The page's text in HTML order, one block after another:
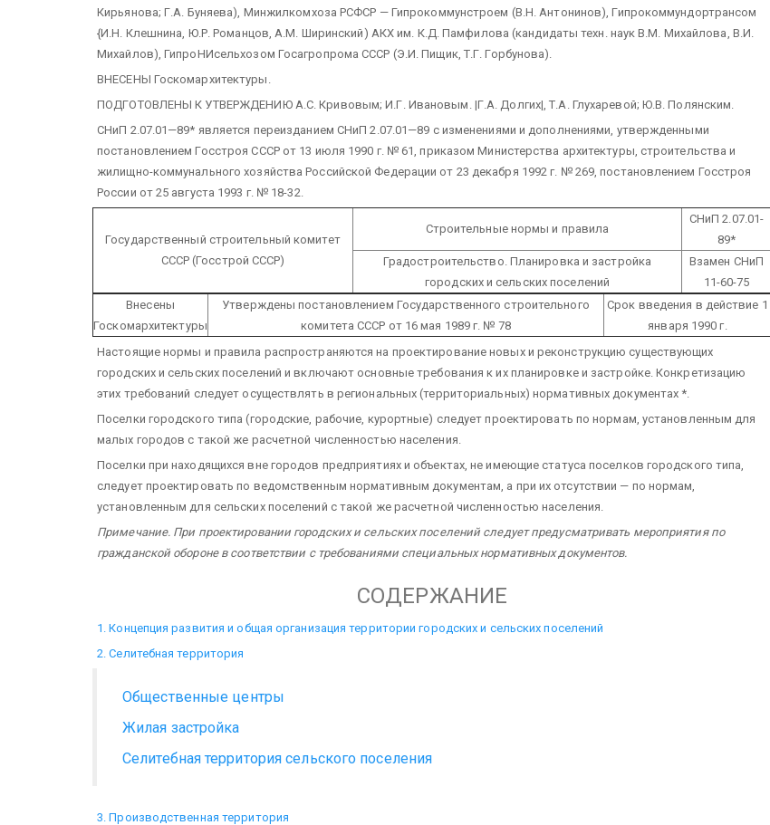
Кирьянова; Г.А. Буняева), Минжилкомхоза РСФСР — Гипрокоммунстроем (В.Н. Антонинов), Гипрокоммундортрансом
{И.Н. Клешнина, Ю.Р. Романцов, А.М. Ширинский) АКХ им. К.Д. Памфилова (кандидаты техн. наук В.М. Михайлова, В.И.
Михайлов), ГипроНИсельхозом Госагропрома СССР (Э.И. Пищик, Т.Г. Горбунова).
ВНЕСЕНЫ Госкомархитектуры.
ПОДГОТОВЛЕНЫ К УТВЕРЖДЕНИЮ А.С. Кривовым; И.Г. Ивановым. |Г.А. Долгих|, Т.А. Глухаревой; Ю.В. Полянским.
СНиП 2.07.01—89* является переизданием СНиП 2.07.01—89 с изменениями и дополнениями, утвержденными
постановлением Госстроя СССР от 13 июля 1990 г. № 61, приказом Министерства архитектуры, строительства и
жилищно-коммунального хозяйства Российской Федерации от 23 декабря 1992 г. № 269, постановлением Госстроя
России от 25 августа 1993 г. № 18-32.
Государственный строительный комитет
СССР (Госстрой СССР)
Строительные нормы и правила
СНиП 2.07.01-
89*
Градостроительство. Планировка и застройка
городских и сельских поселений
Взамен СНиП
11-60-75
Внесены
Госкомархитектуры
Утверждены постановлением Государственного строительного
комитета СССР от 16 мая 1989 г. № 78
Срок введения в действие 1
января 1990 г.
Настоящие нормы и правила распространяются на проектирование новых и реконструкцию существующих
городских и сельских поселений и включают основные требования к их планировке и застройке. Конкретизацию
этих требований следует осуществлять в региональных (территориальных) нормативных документах *.
Поселки городского типа (городские, рабочие, курортные) следует проектировать по нормам, установленным для
малых городов с такой же расчетной численностью населения.
Поселки при находящихся вне городов предприятиях и объектах, не имеющие статуса поселков городского типа,
следует проектировать по ведомственным нормативным документам, а при их отсутствии — по нормам,
установленным для сельских поселений с такой же расчетной численностью населения.
Примечание. При проектировании городских и сельских поселений следует предусматривать мероприятия по
гражданской обороне в соответствии с требованиями специальных нормативных документов.
СОДЕРЖАНИЕ
1. Концепция развития и общая организация территории городских и сельских поселений
2. Селитебная территория
Общественные центры
Жилая застройка
Селитебная территория сельского поселения
3. Производственная территория